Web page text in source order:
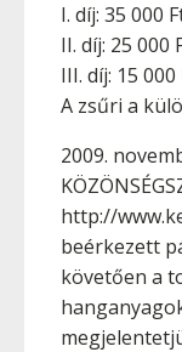
I. díj: 35 000
II. díj: 25 000
III. díj: 15
A zsűri a
2009.
http://
beérkezett
követően a